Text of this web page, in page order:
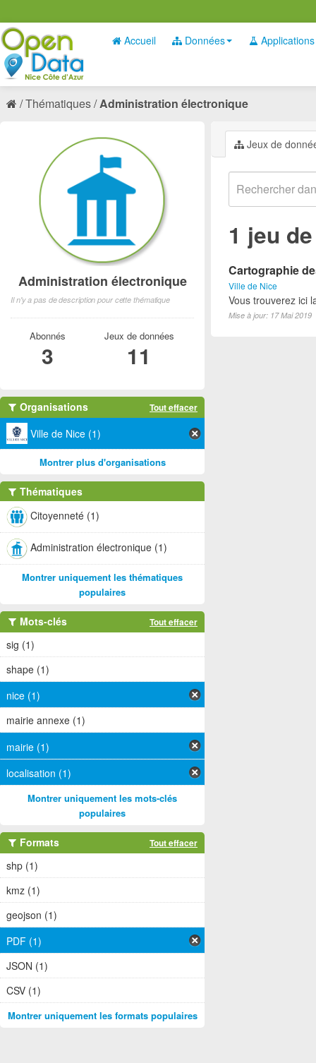
Accueil Données Applications
Thématiques Administration électronique
Jeux de
1 jeu
Cartographie
Ville de Nice
Vous trouverez ici
Mise à jour: 17 Mai 2019
Administration électronique
Il n'y a pas de description pour cette thématique
Abonnés
3
Jeux de données
11
Organisations Tout effacer
Ville de Nice (1)
Montrer plus d'organisations
Thématiques
Citoyenneté (1)
Administration électronique (1)
Montrer uniquement les thématiques
populaires
Mots-clés Tout effacer
sig (1)
shape (1)
nice (1)
mairie annexe (1)
mairie (1)
localisation (1)
Montrer uniquement les mots-clés
populaires
Formats Tout effacer
shp (1)
kmz (1)
geojson (1)
PDF (1)
JSON (1)
CSV (1)
Montrer uniquement les formats populaires